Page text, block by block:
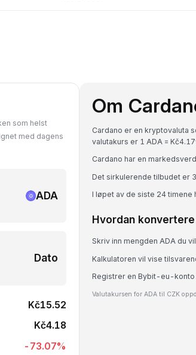
som helst
med dagens
ADA
Dato
Kč15.52
Kč4.18
-73.07%
Om
Cardano er en kryptovaluta
valutakurs er 1 ADA =
Cardano har en
Det sirkulerende tilbudet er
I løpet av de siste 24 timene
Hvordan
Skriv inn mengden ADA du
Kalkulatoren vil vise
Registrer en Bybit-eu-konto
Valutakursen for ADA til CZK